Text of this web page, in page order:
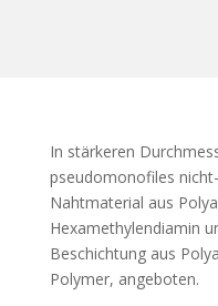
In stärkeren
pseudomonofiles
Nahtmaterial aus
Hexamethylendiamin
Beschichtung aus
Polymer, angeboten.